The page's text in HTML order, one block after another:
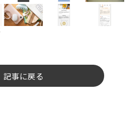
記事に戻る